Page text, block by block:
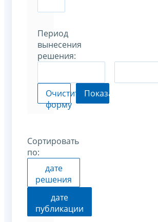
Период
вынесения
решения:
Очистить
форму
Показать
Сортировать
по:
дате
решения
дате
публикации